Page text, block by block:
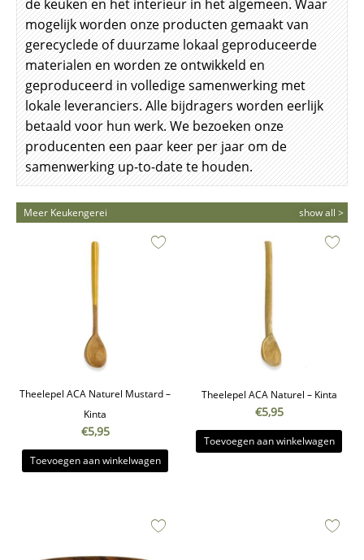
de keuken en het interieur in het algemeen. Waar
mogelijk worden onze producten gemaakt van
gerecyclede of duurzame lokaal geproduceerde
materialen en worden ze ontwikkeld en
geproduceerd in volledige samenwerking met
lokale leveranciers. Alle bijdragers worden eerlijk
betaald voor hun werk. We bezoeken onze
producenten een paar keer per jaar om de
samenwerking up-to-date te houden.
Meer Keukengerei show all >
Theelepel ACA Naturel Mustard –
Kinta
€5,95
Toevoegen aan winkelwagen
Theelepel ACA Naturel – Kinta
€5,95
Toevoegen aan winkelwagen